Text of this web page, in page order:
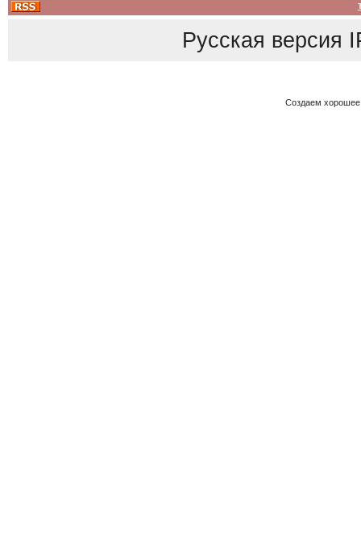
Русская версия
Создаем